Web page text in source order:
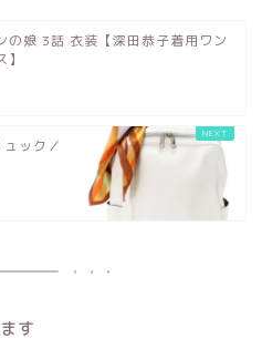
の娘 3話 衣装【深田恭子着用ワン
ック／
す